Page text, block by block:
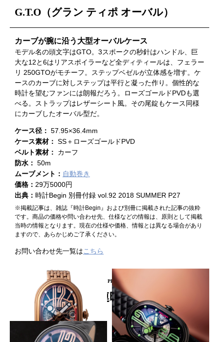
G.T.O（グラン ティポ オーバル）
カーブが腕に沿う大型オーバルケース
モデル名の頭文字はGTO。3スポークの秒針はハンドル、巨
大な12と6はリアスポイラーなど全ディティールは、フェラー
リ 250GTOがモチーフ。ステップベゼルが立体感を増す。ケ
ースのカーブに対しステップは平行と凝った作り。個性的な
時計を望むファンには朗報だろう。ローズゴールドPVDも選
べる。ストラップはレザーシート風。その尾錠もケース同様
にカーブしたオーバル型だ。
ケース径： 57.95×36.4mm
ケース素材： SS＋ローズゴールドPVD
ベルト素材： カーフ
防水： 50m
ムーブメント： 自動巻き
価格： 29万5000円
出典： 時計Begin 別冊付録 vol.92 2018 SUMMER P27
※掲載記事は、雑誌『時計Begin』および別冊に掲載された記事の抜粋
です。商品の価格や問い合わせ先、仕様などの情報は、原則として掲載
当時の情報となります。現在の仕様や価格、情報とは異なる場合があり
ますので、あらかじめご了承ください。
お問い合わせ先一覧はこちら
PICKUP PRODUCT
関連時計
裏蓋にもイタリアン・カラーが
GRIMOLDI
個性派オーバルを色でさらに遊ぶ
GRIMOLDI